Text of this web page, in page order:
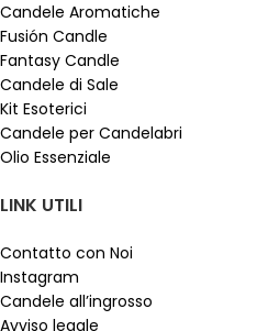
Candele Aromatiche
Fusión Candle
Fantasy Candle
Candele di Sale
Kit Esoterici
Candele per Candelabri
Olio Essenziale
LINK UTILI
Contatto con Noi
Instagram
Candele all’ingrosso
Avviso legale